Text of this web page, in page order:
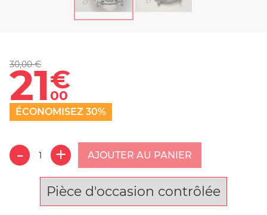
30,00 €
21€
00
ÉCONOMISEZ 30%
AJOUTER AU PANIER
Pièce d'occasion contrôlée